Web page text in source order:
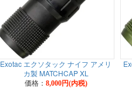
Exotac エクソタック ナイフ アメリ
カ製 MATCHCAP XL
価格： 8,000円(内税)